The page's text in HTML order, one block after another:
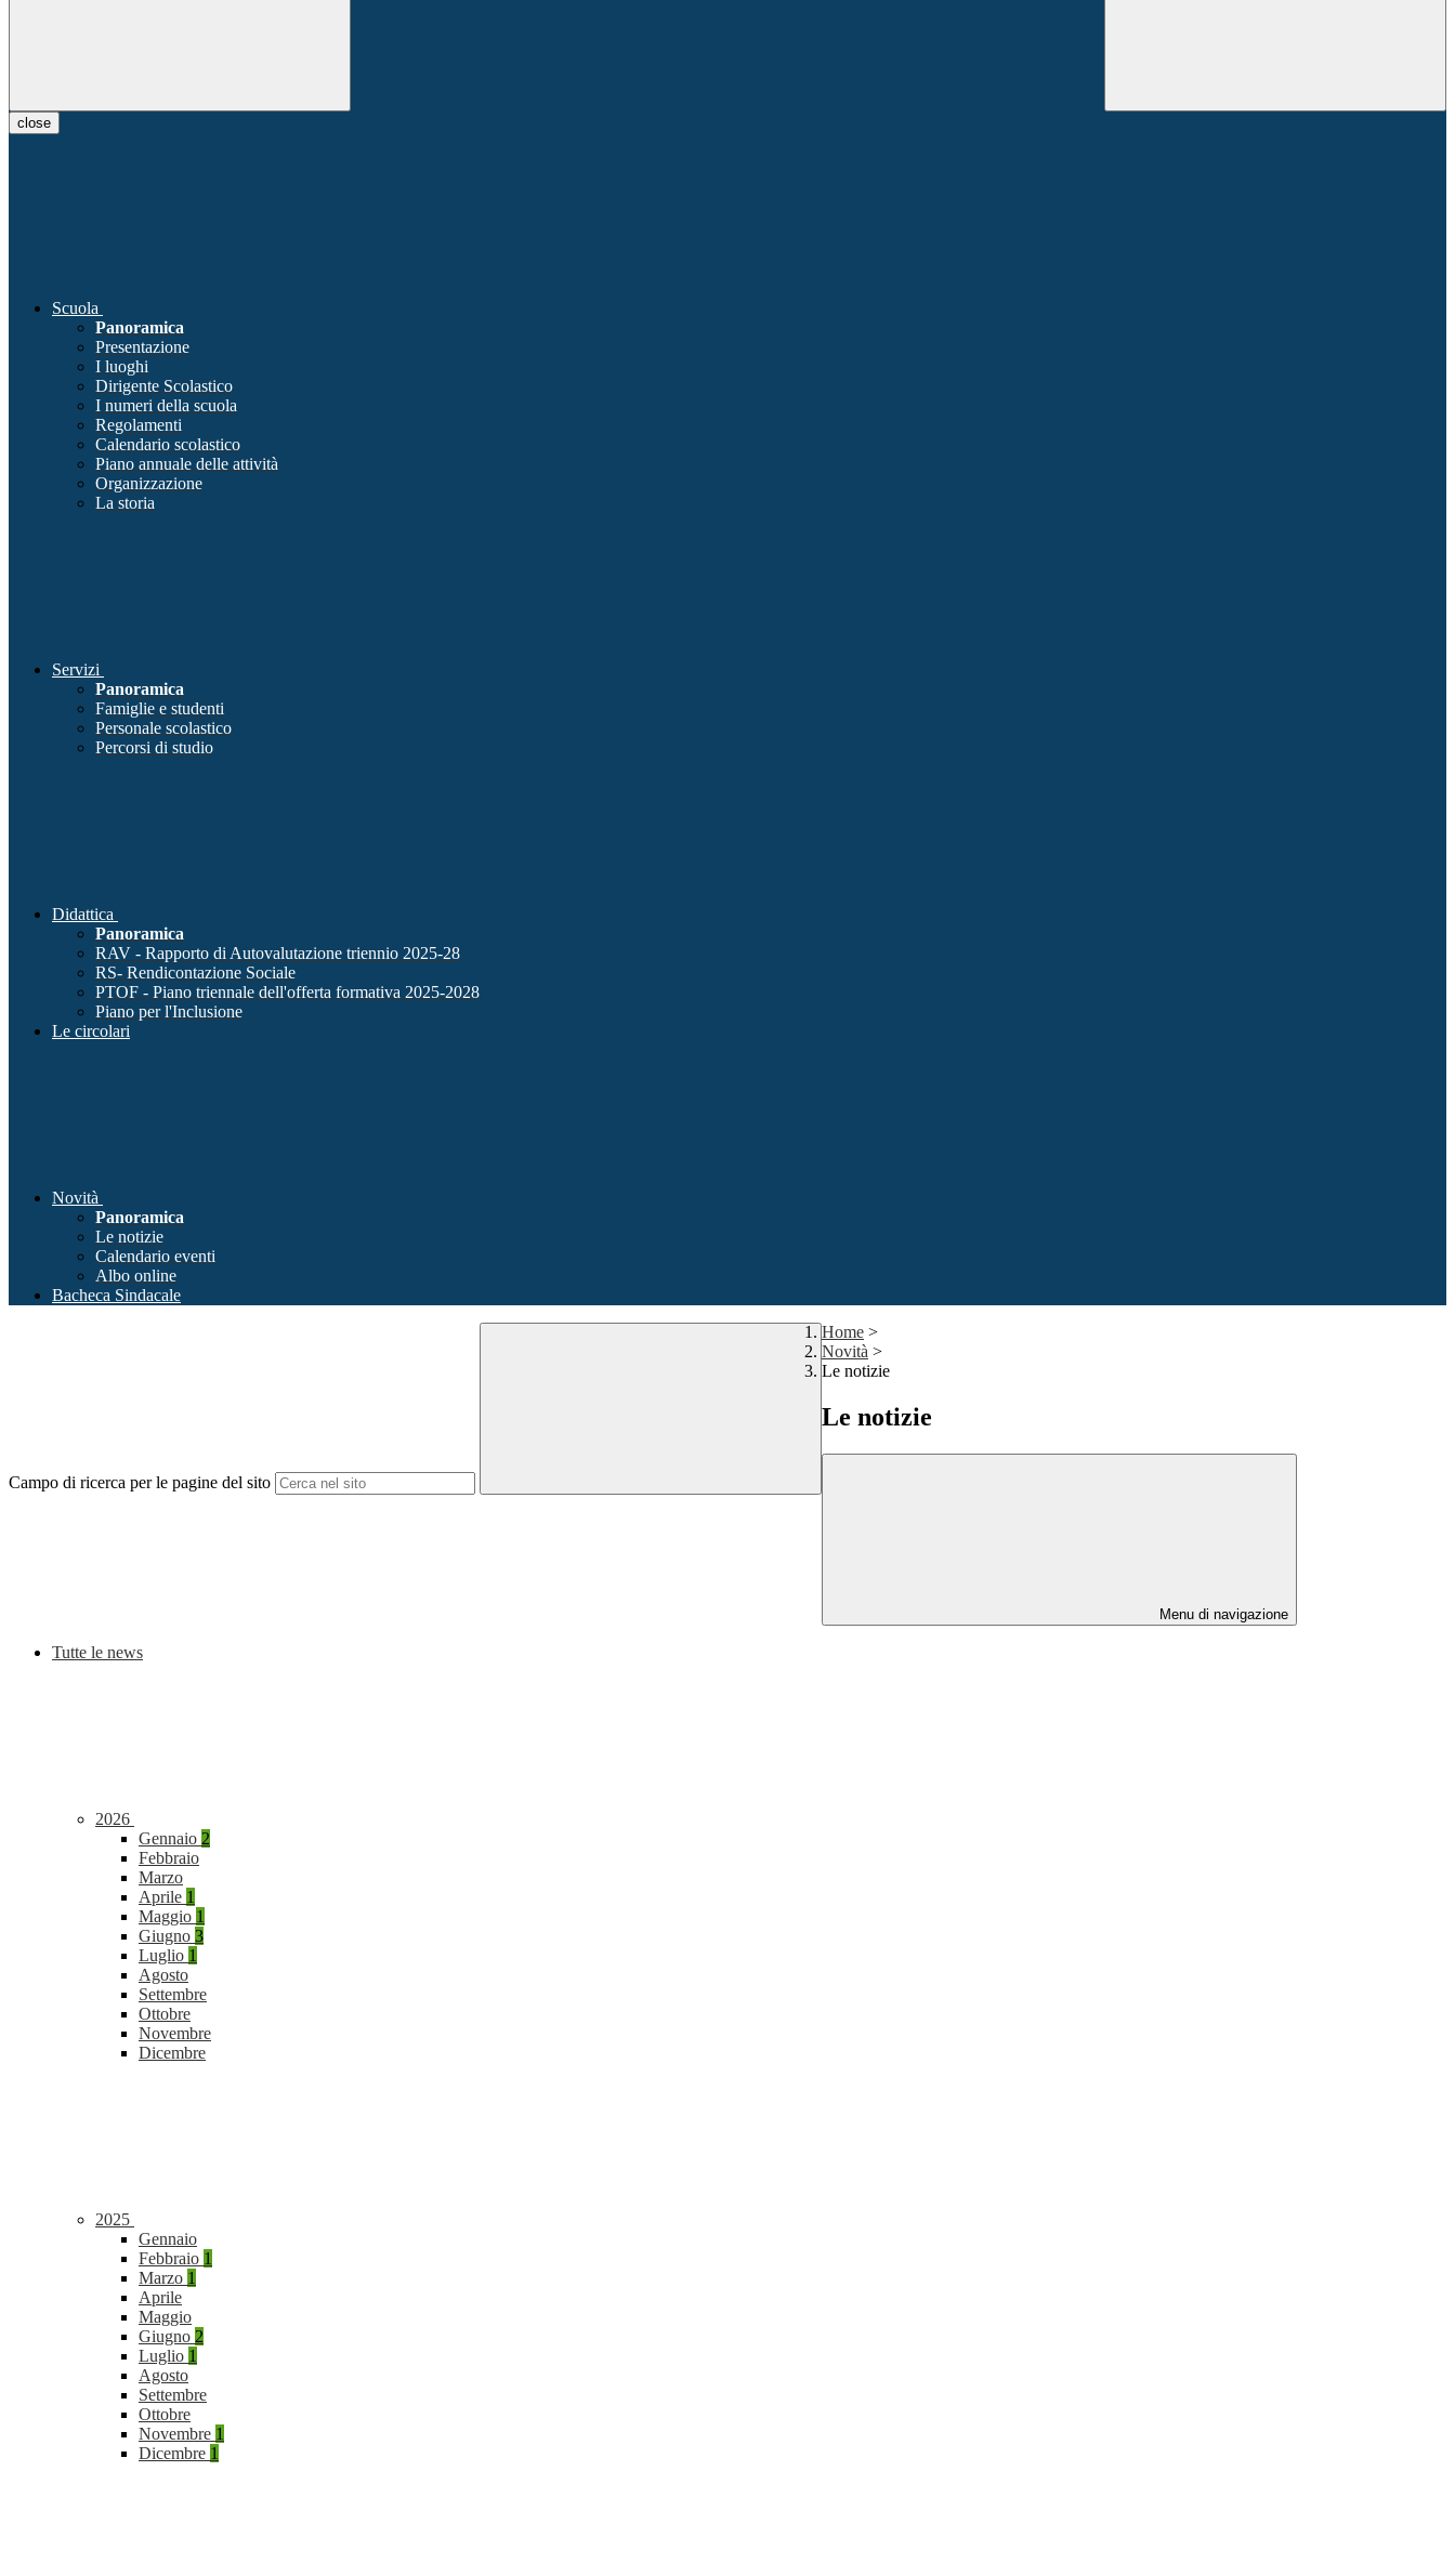
close
Scuola
Panoramica
Presentazione
I luoghi
Dirigente Scolastico
I numeri della scuola
Regolamenti
Calendario scolastico
Piano annuale delle attività
Organizzazione
La storia
Servizi
Panoramica
Famiglie e studenti
Personale scolastico
Percorsi di studio
Didattica
Panoramica
RAV - Rapporto di Autovalutazione triennio 2025-28
RS- Rendicontazione Sociale
PTOF - Piano triennale dell'offerta formativa 2025-2028
Piano per l'Inclusione
Le circolari
Novità
Panoramica
Le notizie
Calendario eventi
Albo online
Bacheca Sindacale
Campo di ricerca per le pagine del sito
Home >
Novità >
Le notizie
Le notizie
Menu di navigazione
Tutte le news
2026
Gennaio 2
Febbraio
Marzo
Aprile 1
Maggio 1
Giugno 3
Luglio 1
Agosto
Settembre
Ottobre
Novembre
Dicembre
2025
Gennaio
Febbraio 1
Marzo 1
Aprile
Maggio
Giugno 2
Luglio 1
Agosto
Settembre
Ottobre
Novembre 1
Dicembre 1